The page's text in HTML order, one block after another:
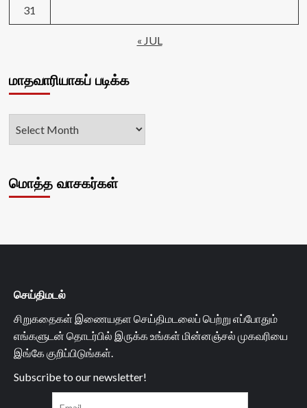
31
« JUL
மாதவாரியாகப் படிக்க
மொத்த வாசகர்கள்
செய்திமடல்
சிறுகதைகள் இணையதள செய்திமடலைப் பெற்று எப்போதும்
எங்களுடன் தொடர்பில் இருக்க உங்கள் மின்னஞ்சல் முகவரியை
இங்கே குறிப்பிடுங்கள்.
Subscribe to our newsletter!